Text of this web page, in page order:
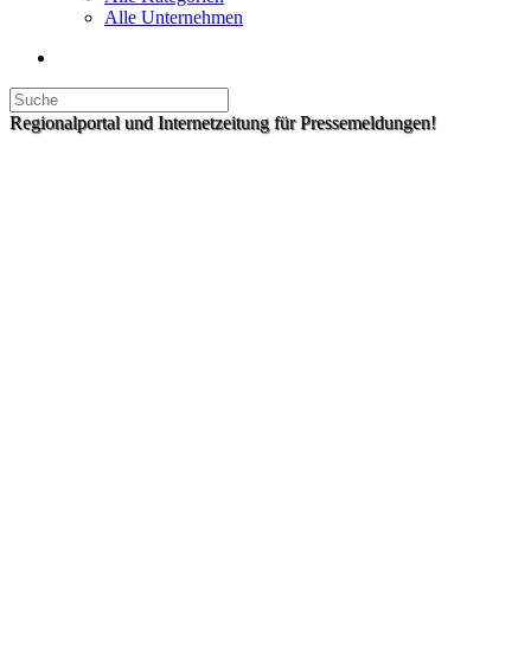
Alle Unternehmen
Regionalportal und Internetzeitung für Pressemeldungen!